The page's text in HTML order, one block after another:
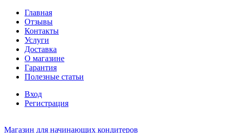
Главная
Отзывы
Контакты
Услуги
Доставка
О магазине
Гарантия
Полезные статьи
Вход
Регистрация
Магазин для начинающих кондитеров